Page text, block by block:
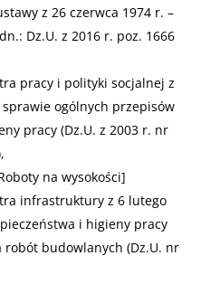
z 26 czerwca 1974 r. –
Dz.U. z 2016 r. poz. 1666
pracy i polityki socjalnej z
ogólnych przepisów
pracy (Dz.U. z 2003 r. nr
na wysokości]
infrastruktury z 6 lutego
i higieny pracy
robót budowlanych (Dz.U. nr